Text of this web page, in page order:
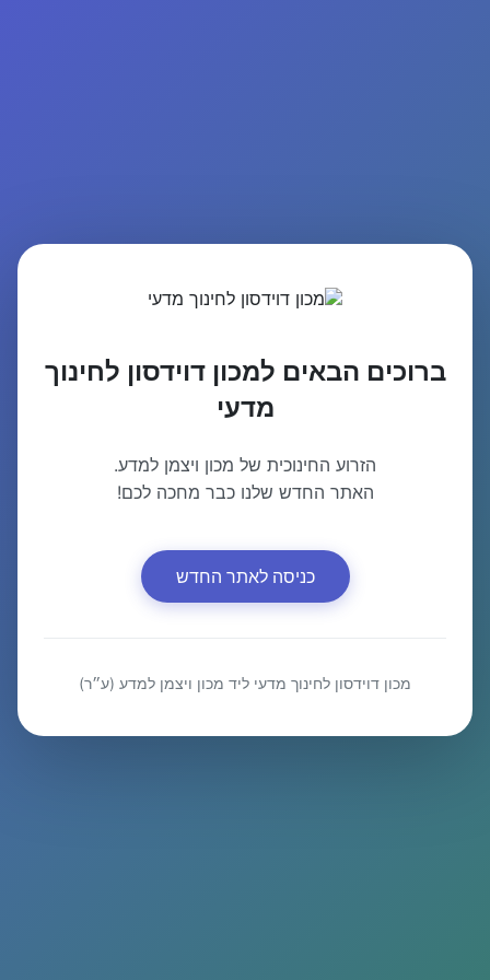
ברוכים הבאים למכון דוידסון לחינוך
מדעי
הזרוע החינוכית של מכון ויצמן למדע.
האתר החדש שלנו כבר מחכה לכם!
כניסה לאתר החדש
מכון דוידסון לחינוך מדעי ליד מכון ויצמן למדע (ע״ר)